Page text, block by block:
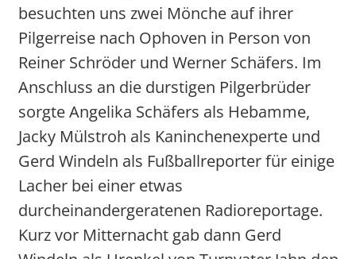
besuchten uns zwei Mönche auf ihrer
Pilgerreise nach Ophoven in Person von
Reiner Schröder und Werner Schäfers. Im
Anschluss an die durstigen Pilgerbrüder
sorgte Angelika Schäfers als Hebamme,
Jacky Mülstroh als Kaninchenexperte und
Gerd Windeln als Fußballreporter für einige
Lacher bei einer etwas
durcheinandergeratenen Radioreportage.
Kurz vor Mitternacht gab dann Gerd